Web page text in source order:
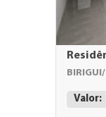
BIRIGUI/
Valor: